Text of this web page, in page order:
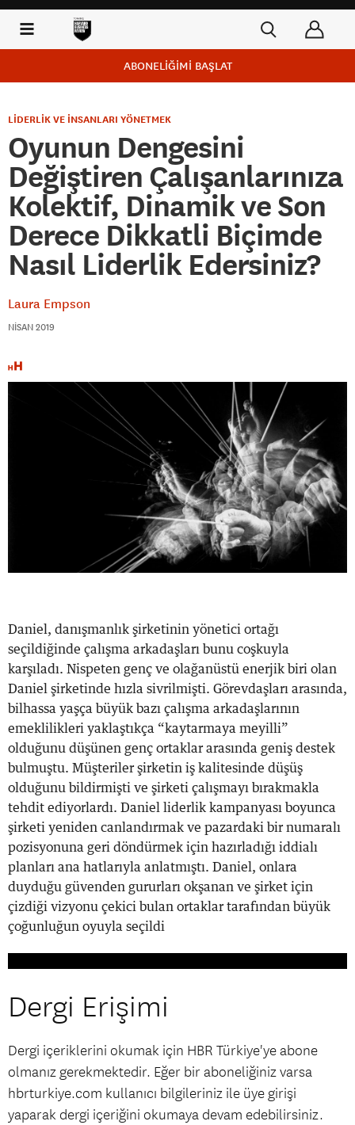
ABONELİĞİMİ BAŞLAT
LİDERLİK VE İNSANLARI YÖNETMEK
Oyunun Dengesini
Değiştiren Çalışanlarınıza
Kolektif, Dinamik ve Son
Derece Dikkatli Biçimde
Nasıl Liderlik Edersiniz?
Laura Empson
NISAN 2019
Daniel, danışmanlık şirketinin yönetici ortağı
seçildiğinde çalışma arkadaşları bunu coşkuyla
karşıladı. Nispeten genç ve olağanüstü enerjik biri olan
Daniel şirketinde hızla sivrilmişti. Görevdaşları arasında,
bilhassa yaşça büyük bazı çalışma arkadaşlarının
emeklilikleri yaklaştıkça “kaytarmaya meyilli”
olduğunu düşünen genç ortaklar arasında geniş destek
bulmuştu. Müşteriler şirketin iş kalitesinde düşüş
olduğunu bildirmişti ve şirketi çalışmayı bırakmakla
tehdit ediyorlardı. Daniel liderlik kampanyası boyunca
şirketi yeniden canlandırmak ve pazardaki bir numaralı
pozisyonuna geri döndürmek için hazırladığı iddialı
planları ana hatlarıyla anlatmıştı. Daniel, onlara
duyduğu güvenden gururları okşanan ve şirket için
çizdiği vizyonu çekici bulan ortaklar tarafından büyük
çoğunluğun oyuyla seçildi
Dergi Erişimi
Dergi içeriklerini okumak için HBR Türkiye'ye abone
olmanız gerekmektedir. Eğer bir aboneliğiniz varsa
hbrturkiye.com kullanıcı bilgileriniz ile üye girişi
yaparak dergi içeriğini okumaya devam edebilirsiniz.